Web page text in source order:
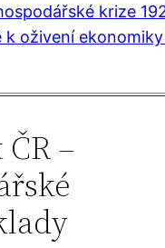
krize
k oživení
–